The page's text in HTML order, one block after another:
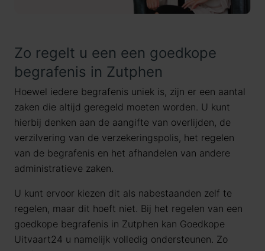
Zo regelt u een een goedkope
begrafenis in Zutphen
Hoewel iedere begrafenis uniek is, zijn er een aantal
zaken die altijd geregeld moeten worden. U kunt
hierbij denken aan de aangifte van overlijden, de
verzilvering van de verzekeringspolis, het regelen
van de begrafenis en het afhandelen van andere
administratieve zaken.
U kunt ervoor kiezen dit als nabestaanden zelf te
regelen, maar dit hoeft niet. Bij het regelen van een
goedkope begrafenis in Zutphen kan Goedkope
Uitvaart24 u namelijk volledig ondersteunen. Zo